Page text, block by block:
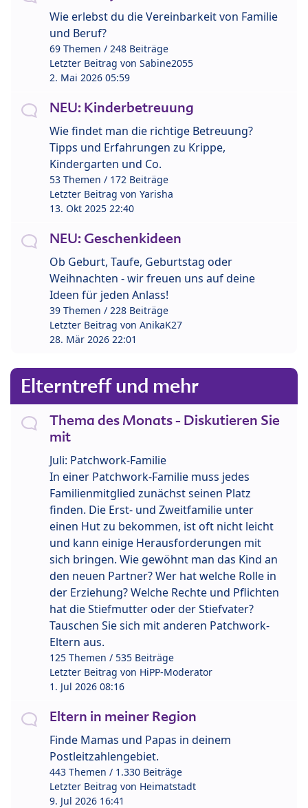
Wie erlebst du die Vereinbarkeit von Familie
und Beruf?
69 Themen / 248 Beiträge
Letzter Beitrag von Sabine2055
2. Mai 2026 05:59
NEU: Kinderbetreuung
Wie findet man die richtige Betreuung?
Tipps und Erfahrungen zu Krippe,
Kindergarten und Co.
53 Themen / 172 Beiträge
Letzter Beitrag von Yarisha
13. Okt 2025 22:40
NEU: Geschenkideen
Ob Geburt, Taufe, Geburtstag oder
Weihnachten - wir freuen uns auf deine
Ideen für jeden Anlass!
39 Themen / 228 Beiträge
Letzter Beitrag von AnikaK27
28. Mär 2026 22:01
Elterntreff und mehr
Thema des Monats - Diskutieren Sie
mit
Juli: Patchwork-Familie
In einer Patchwork-Familie muss jedes
Familienmitglied zunächst seinen Platz
finden. Die Erst- und Zweitfamilie unter
einen Hut zu bekommen, ist oft nicht leicht
und kann einige Herausforderungen mit
sich bringen. Wie gewöhnt man das Kind an
den neuen Partner? Wer hat welche Rolle in
der Erziehung? Welche Rechte und Pflichten
hat die Stiefmutter oder der Stiefvater?
Tauschen Sie sich mit anderen Patchwork-
Eltern aus.
125 Themen / 535 Beiträge
Letzter Beitrag von HiPP-Moderator
1. Jul 2026 08:16
Eltern in meiner Region
Finde Mamas und Papas in deinem
Postleitzahlengebiet.
443 Themen / 1.330 Beiträge
Letzter Beitrag von Heimatstadt
9. Jul 2026 16:41